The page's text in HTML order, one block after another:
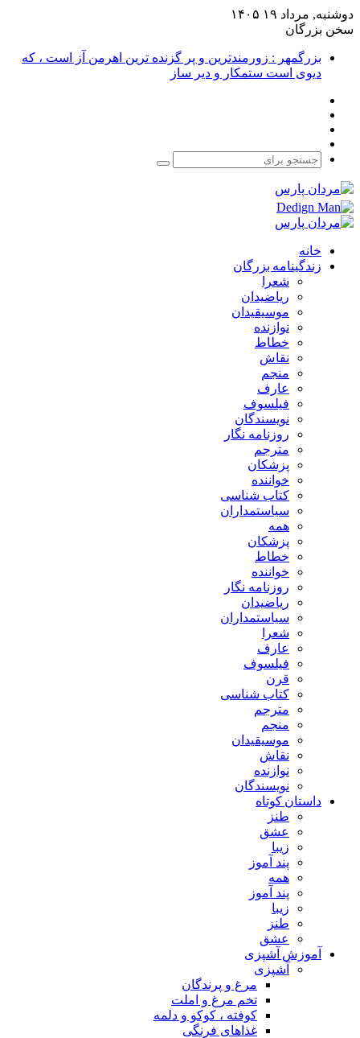
دوشنبه, مرداد ۱۹ ۱۴۰۵
سخن بزرگان
بزرگمهر : زورمندترین و پر گزنده ترین اهرمن آز است ، که
دیوی است ستمکار و دیر ساز
جستجو
خانه
زندگینامه بزرگان
شعرا
ریاضیدان
موسیقیدان
نوازنده
خطاط
نقاش
منجم
عارف
فیلسوف
نویسندگان
روزنامه نگار
مترجم
پزشکان
خواننده
کتاب شناسی
سیاستمداران
همه
پزشکان
خطاط
خواننده
روزنامه نگار
ریاضیدان
سیاستمداران
شعرا
عارف
فیلسوف
قرن
کتاب شناسی
مترجم
منجم
موسیقیدان
نقاش
نوازنده
نویسندگان
داستان کوتاه
طنز
عشق
زیبا
پند آموز
همه
پند آموز
زیبا
طنز
عشق
آموزش آشپزی
آشپزی
مرغ و پرندگان
تخم مرغ و املت
کوفته ، کوکو و دلمه
غذاهای فرنگی